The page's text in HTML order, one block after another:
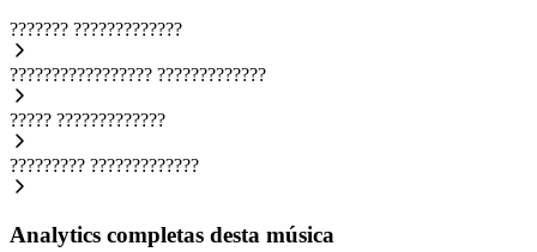
??????? ?????????????
????????????????? ?????????????
????? ?????????????
????????? ?????????????
Analytics completas desta música